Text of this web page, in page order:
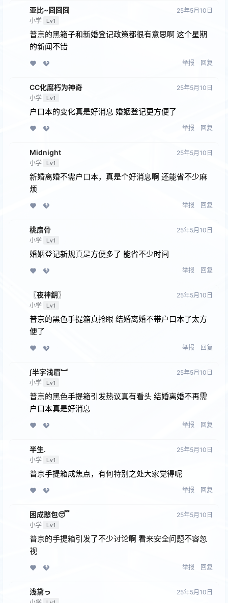
亚比~囧囧囧
小学 Lv1
25年5月10日
普京的黑箱子和新婚登记政策都很有意思啊 这个星期
的新闻不错
举报 回复
CC化腐朽为神奇
小学 Lv1
25年5月10日
户口本的变化真是好消息 婚姻登记更方便了
举报 回复
Midnight
小学 Lv1
25年5月10日
新婚离婚不需户口本，真是个好消息啊 还能省不少麻
烦
举报 回复
桃扇骨
小学 Lv1
25年5月10日
婚姻登记新规真是方便多了 能省不少时间
举报 回复
〖夜神鈅〗
小学 Lv1
25年5月10日
普京的黑色手提箱真抢眼 结婚离婚不带户口本了太方
便了
举报 回复
∫半字浅眉︼
小学 Lv1
25年5月10日
普京的黑色手提箱引发热议真有看头 结婚离婚不再需
户口本真是好消息
举报 回复
半生.
小学 Lv1
25年5月10日
普京手提箱成焦点，有何特别之处大家觉得呢
举报 回复
困成憨包😴
小学 Lv1
25年5月10日
普京的手提箱引发了不少讨论啊 看来安全问题不容忽
视
举报 回复
浅黛っ 25年5月10日